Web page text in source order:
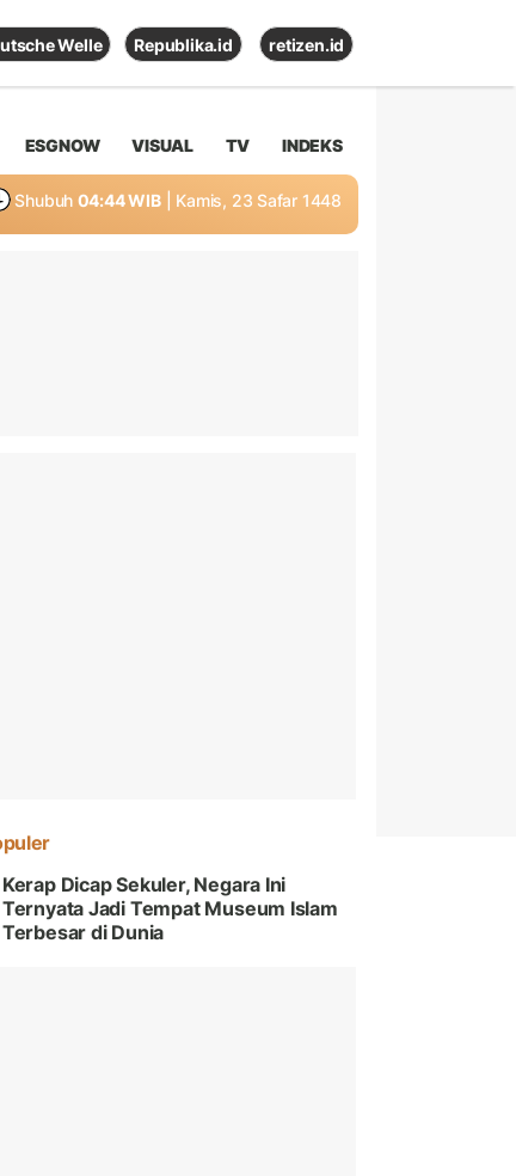
Welle Republika.id retizen.id
ESGNOW VISUAL TV INDEKS
Shubuh 04:44 WIB | Kamis, 23 Safar 1448
Kerap Dicap Sekuler, Negara Ini
Ternyata Jadi Tempat Museum Islam
Terbesar di Dunia